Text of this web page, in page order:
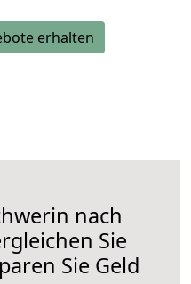
erhalten
nach
Sie
Sie Geld